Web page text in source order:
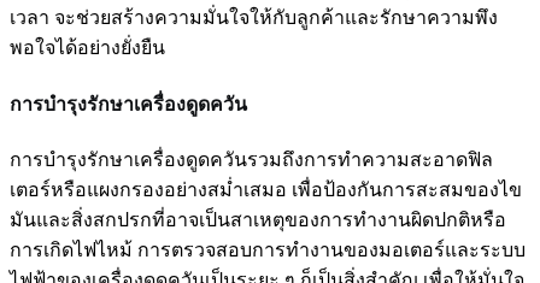
เวลา จะช่วยสร้างความมั่นใจให้กับลูกค้าและรักษาความพึง
พอใจได้อย่างยั่งยืน
การบำรุงรักษาเครื่องดูดควัน
การบำรุงรักษาเครื่องดูดควันรวมถึงการทำความสะอาดฟิล
เตอร์หรือแผงกรองอย่างสม่ำเสมอ เพื่อป้องกันการสะสมของไข
มันและสิ่งสกปรกที่อาจเป็นสาเหตุของการทำงานผิดปกติหรือ
การเกิดไฟไหม้ การตรวจสอบการทำงานของมอเตอร์และระบบ